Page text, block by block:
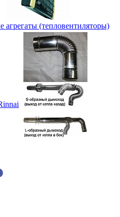
агрегаты (тепловентиляторы)